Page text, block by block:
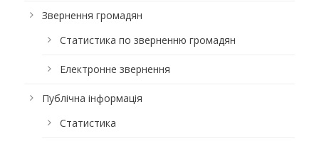
Звернення громадян
Статистика по зверненню громадян
Електронне звернення
Публічна інформація
Статистика